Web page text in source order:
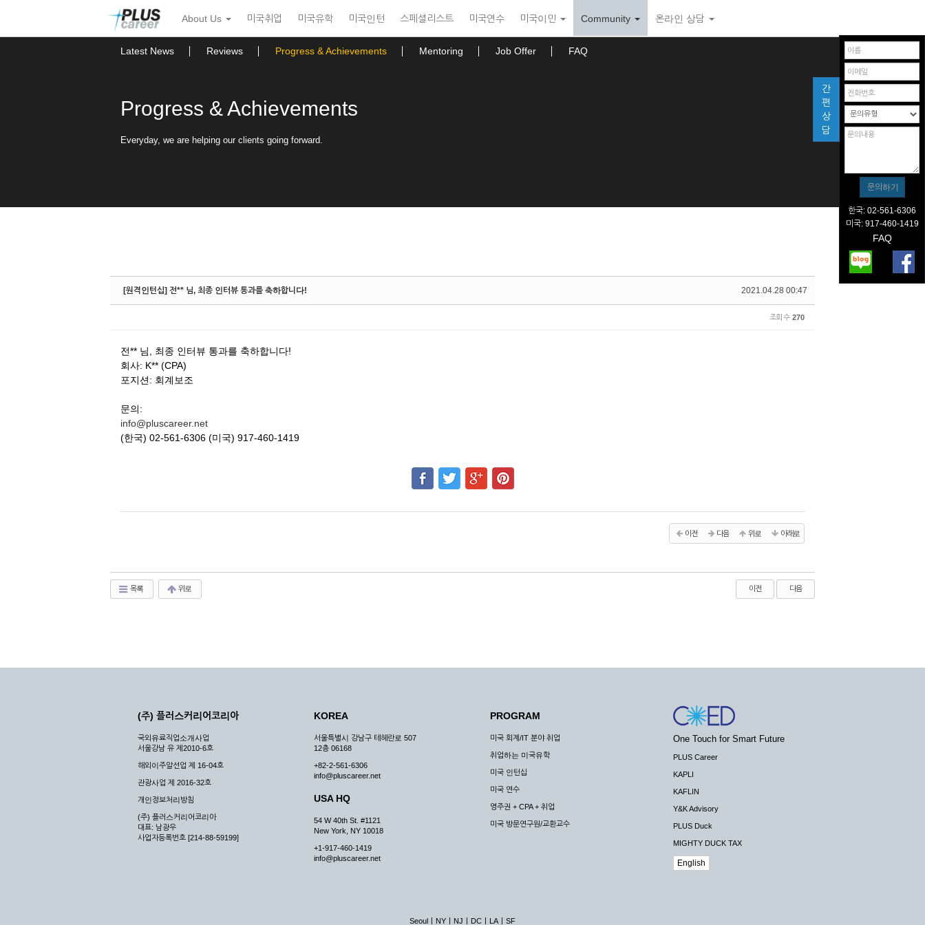
뉴
토
About Us 미국취업 미국유학 미국인턴 스페셜리스트 미국연수 미국이민 Community 온라인 상담
Latest News Reviews Progress & Achievements Mentoring Job Offer FAQ
Progress & Achievements
Everyday, we are helping our clients going forward.
2021.04.28 00:47
[원격인턴십] 전** 님, 최종 인터뷰 통과를 축하합니다!
조회 수 270
전** 님, 최종 인터뷰 통과를 축하합니다!
회사: K** (CPA)
포지션: 회계보조
문의:
info@pluscareer.net
(한국) 02-561-6306 (미국) 917-460-1419
이전 다음 위로 아래로
목록 위로 이전 다음
간
편
상
담
한국: 02-561-6306
미국: 917-460-1419
FAQ
(주) 플러스커리어코리아
국외유료직업소개사업
서울강남 유 제2010-6호
해외이주알선업 제 16-04호
관광사업 제 2016-32호
개인정보처리방침
(주) 플러스커리어코리아
대표: 남광우
사업자등록번호 [214-88-59199]
KOREA
서울특별시 강남구 테헤란로 507
12층 06168
+82-2-561-6306
info@pluscareer.net
USA HQ
54 W 40th St. #1121
New York, NY 10018
+1-917-460-1419
info@pluscareer.net
PROGRAM
미국 회계/IT 분야 취업
취업하는 미국유학
미국 인턴십
미국 연수
영주권 + CPA + 취업
미국 방문연구원/교환교수
One Touch for Smart Future
PLUS Career
KAPLI
KAFLIN
Y&K Advisory
PLUS Duck
MIGHTY DUCK TAX
English
Seoul NY NJ DC LA SF